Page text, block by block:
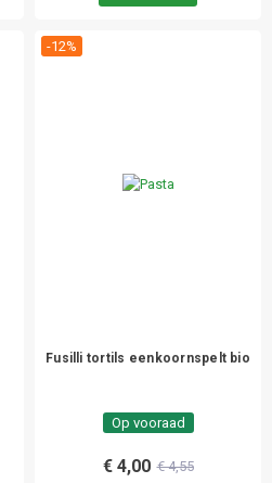
-12%
Fusilli tortils eenkoornspelt bio
Op vooraad
€ 4,00 € 4,55